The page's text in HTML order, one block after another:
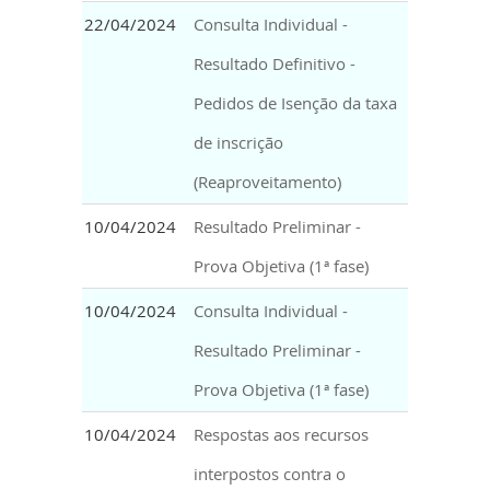
22/04/2024
Consulta Individual -
Resultado Definitivo -
Pedidos de Isenção da taxa
de inscrição
(Reaproveitamento)
10/04/2024
Resultado Preliminar -
Prova Objetiva (1ª fase)
10/04/2024
Consulta Individual -
Resultado Preliminar -
Prova Objetiva (1ª fase)
10/04/2024
Respostas aos recursos
interpostos contra o